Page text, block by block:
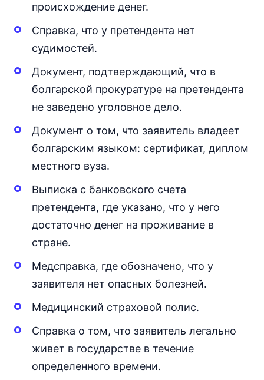
происхождение денег.
Справка, что у претендента нет
судимостей.
Документ, подтверждающий, что в
болгарской прокуратуре на претендента
не заведено уголовное дело.
Документ о том, что заявитель владеет
болгарским языком: сертификат, диплом
местного вуза.
Выписка с банковского счета
претендента, где указано, что у него
достаточно денег на проживание в
стране.
Медсправка, где обозначено, что у
заявителя нет опасных болезней.
Медицинский страховой полис.
Справка о том, что заявитель легально
живет в государстве в течение
определенного времени.